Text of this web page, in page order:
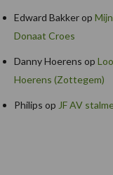
Edward Bakkerop
Donaat Croes
Danny Hoerens op
Hoerens (Zottegem)
Philips op JF AV